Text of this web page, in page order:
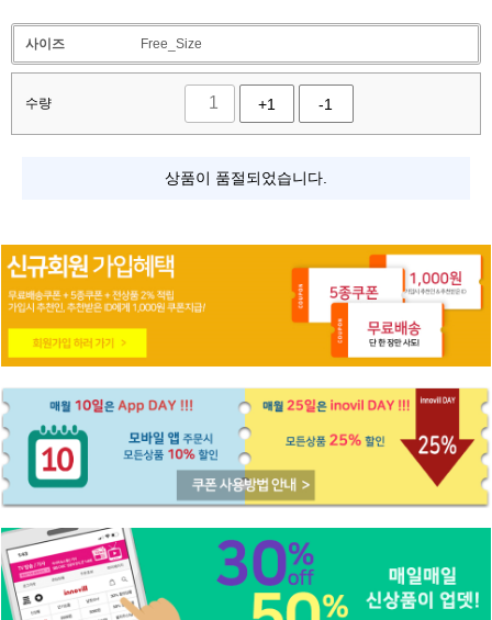
사이즈 Free_Size
수량 +1 -1
상품이 품절되었습니다.